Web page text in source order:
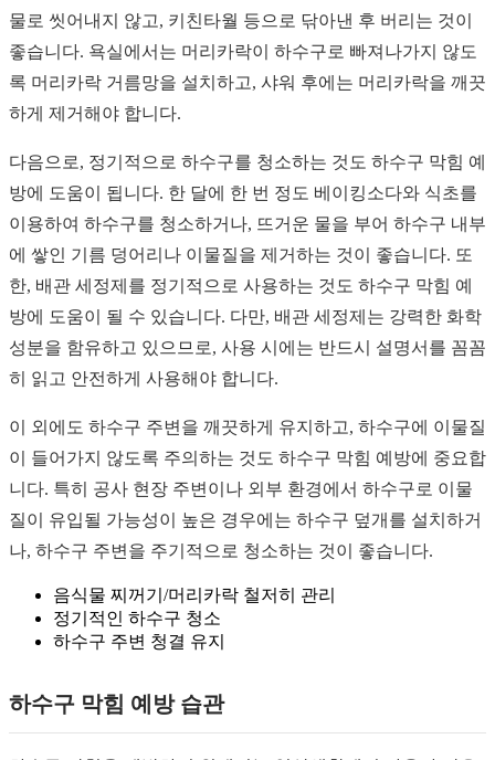
물로 씻어내지 않고, 키친타월 등으로 닦아낸 후 버리는 것이
좋습니다. 욕실에서는 머리카락이 하수구로 빠져나가지 않도
록 머리카락 거름망을 설치하고, 샤워 후에는 머리카락을 깨끗
하게 제거해야 합니다.
다음으로, 정기적으로 하수구를 청소하는 것도 하수구 막힘 예
방에 도움이 됩니다. 한 달에 한 번 정도 베이킹소다와 식초를
이용하여 하수구를 청소하거나, 뜨거운 물을 부어 하수구 내부
에 쌓인 기름 덩어리나 이물질을 제거하는 것이 좋습니다. 또
한, 배관 세정제를 정기적으로 사용하는 것도 하수구 막힘 예
방에 도움이 될 수 있습니다. 다만, 배관 세정제는 강력한 화학
성분을 함유하고 있으므로, 사용 시에는 반드시 설명서를 꼼꼼
히 읽고 안전하게 사용해야 합니다.
이 외에도 하수구 주변을 깨끗하게 유지하고, 하수구에 이물질
이 들어가지 않도록 주의하는 것도 하수구 막힘 예방에 중요합
니다. 특히 공사 현장 주변이나 외부 환경에서 하수구로 이물
질이 유입될 가능성이 높은 경우에는 하수구 덮개를 설치하거
나, 하수구 주변을 주기적으로 청소하는 것이 좋습니다.
음식물 찌꺼기/머리카락 철저히 관리
정기적인 하수구 청소
하수구 주변 청결 유지
하수구 막힘 예방 습관